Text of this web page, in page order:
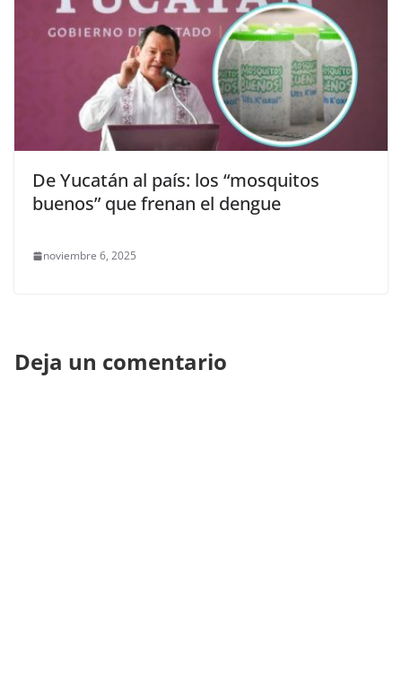
De Yucatán al país: los “mosquitos
buenos” que frenan el dengue
noviembre 6, 2025
Deja un comentario